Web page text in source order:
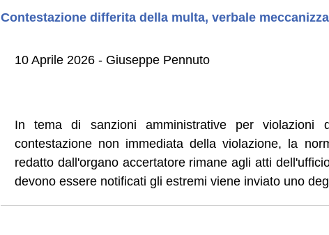
Contestazione differita della multa, verbale
10 Aprile 2026 - Giuseppe Pennuto
In tema di sanzioni amministrative per
contestazione non immediata della violazione, la
redatto dall'organo accertatore rimane agli atti
devono essere notificati gli estremi viene inviato uno